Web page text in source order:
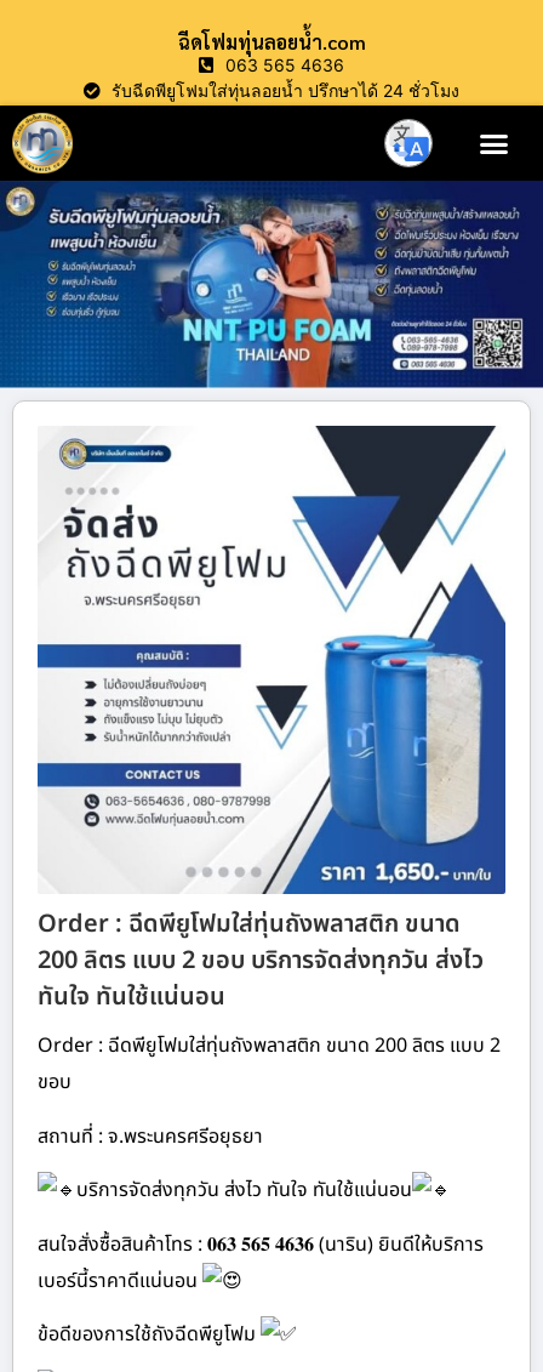
ฉีดโฟมทุ่นลอยน้ำ.com
063 565 4636
รับฉีดพียูโฟมใส่ทุ่นลอยน้ำ ปรึกษาได้ 24 ชั่วโมง
Order : ฉีดพียูโฟมใส่ทุ่นถังพลาสติก ขนาด
200 ลิตร แบบ 2 ขอบ บริการจัดส่งทุกวัน ส่งไว
ทันใจ ทันใช้แน่นอน
Order : ฉีดพียูโฟมใส่ทุ่นถังพลาสติก ขนาด 200 ลิตร แบบ 2
ขอบ
สถานที่ : จ.พระนครศรีอยุธยา
บริการจัดส่งทุกวัน ส่งไว ทันใจ ทันใช้แน่นอน
สนใจสั่งซื้อสินค้าโทร : 𝟎𝟔𝟑 𝟓𝟔𝟓 𝟒𝟔𝟑𝟔 (นาริน) ยินดีให้บริการ
เบอร์นี้ราคาดีแน่นอน
ข้อดีของการใช้ถังฉีดพียูโฟม